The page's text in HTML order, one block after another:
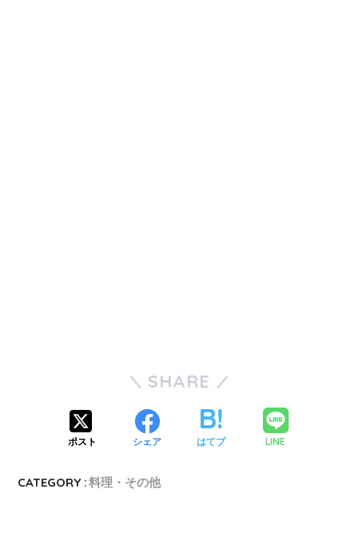
SHARE
ポスト シェア はてブ LINE
CATEGORY :料理・その他